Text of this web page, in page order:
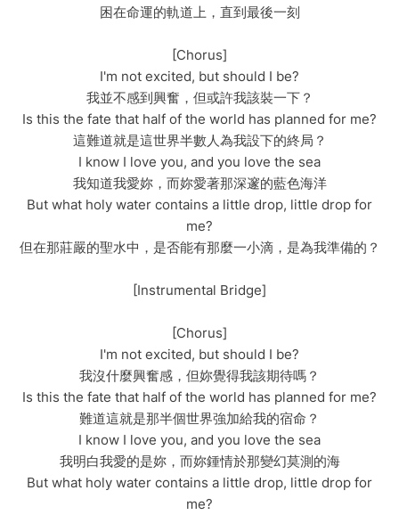
困在命運的軌道上，直到最後一刻
[Chorus]
I'm not excited, but should I be?
我並不感到興奮，但或許我該裝一下？
Is this the fate that half of the world has planned for me?
這難道就是這世界半數人為我設下的終局？
I know I love you, and you love the sea
我知道我愛妳，而妳愛著那深邃的藍色海洋
But what holy water contains a little drop, little drop for
me?
但在那莊嚴的聖水中，是否能有那麼一小滴，是為我準備的？
[Instrumental Bridge]
[Chorus]
I'm not excited, but should I be?
我沒什麼興奮感，但妳覺得我該期待嗎？
Is this the fate that half of the world has planned for me?
難道這就是那半個世界強加給我的宿命？
I know I love you, and you love the sea
我明白我愛的是妳，而妳鍾情於那變幻莫測的海
But what holy water contains a little drop, little drop for
me?